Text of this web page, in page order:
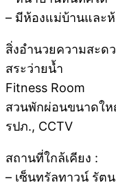
– มีห้องแม่บ้านและ
สิ่งอำนวยความสะด
สระว่ายน้ำ
Fitness Room
สวนพักผ่อนขนาดใ
รปภ., CCTV
สถานที่ใกล้เคียง :
– เซ็นทรัลทาวน์ รัตน